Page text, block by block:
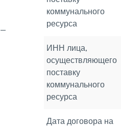
—
коммунального
ресурса
ИНН лица,
осуществляющего
поставку
коммунального
ресурса
Дата договора на